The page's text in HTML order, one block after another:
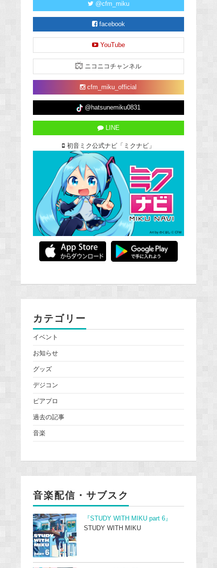
@cfm_miku
facebook
YouTube
ニコニコチャンネル
cfm_miku_official
@hatsunemiku0831
LINE
初音ミク公式ナビ「ミクナビ」
カテゴリー
イベント
お知らせ
グッズ
デジコン
ピアプロ
過去の記事
音楽
音楽配信・サブスク
『STUDY WITH MIKU part 6』
STUDY WITH MIKU